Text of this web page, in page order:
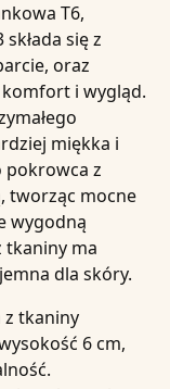
T6,
składa się z
oraz
i wygląd.
miękka i
pokrowca z
tworząc mocne
wygodną
tkaniny ma
dla skóry.
z tkaniny
6 cm,
.